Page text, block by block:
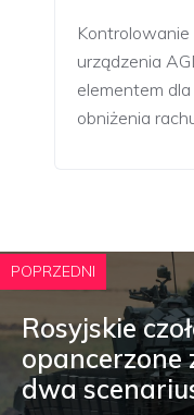
Kontrolowanie
urządzenia
elementem
obniżenia
POPRZEDNI
Rosyjskie
opancerzone
dwa